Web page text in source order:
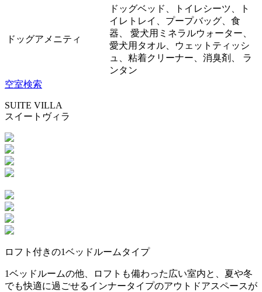
ドッグアメニティ
ドッグベッド、トイレシーツ、ト
イレトレイ、プープバッグ、食
器、 愛犬用ミネラルウォーター、
愛犬用タオル、ウェットティッシ
ュ、粘着クリーナー、消臭剤、 ラ
ンタン
空室検索
SUITE VILLA
スイートヴィラ
ロフト付きの1ベッドルームタイプ
1ベッドルームの他、ロフトも備わった広い室内と、夏や冬
でも快適に過ごせるインナータイプのアウトドアスペースが